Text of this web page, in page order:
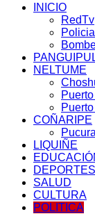
INICIO
RedTv
Policial
NELTUME
COÑARIPE
Pucura
LIQUIÑE
DEPORTES
SALUD
CULTURA
POLITICA